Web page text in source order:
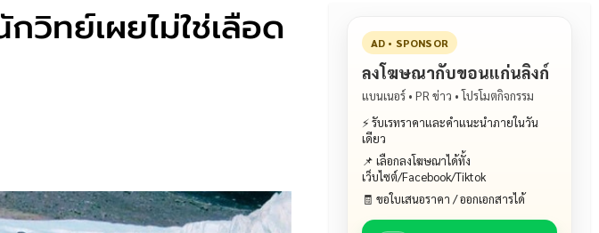
วิทย์เผยไม่ใช่เลือด AD • SPONSOR
ลงโฆษณากับขอนแก่นลิงก์
แบนเนอร์ • PR ข่าว • โปรโมตกิจกรรม
⚡ รับเรทราคาและคำแนะนำภายในวัน
เดียว
📌 เลือกลงโฆษณาได้ทั้ง
เว็บไซต์/Facebook/Tiktok
🧾 ขอใบเสนอราคา / ออกเอกสารได้